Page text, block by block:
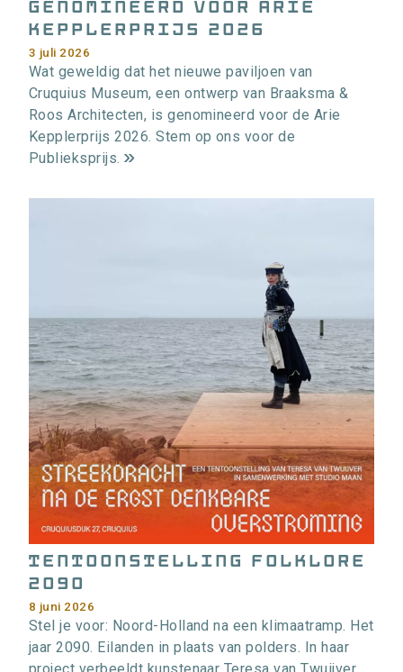
genomineerd voor Arie
Kepplerprijs 2026
3 juli 2026
Wat geweldig dat het nieuwe paviljoen van
Cruquius Museum, een ontwerp van Braaksma &
Roos Architecten, is genomineerd voor de Arie
Kepplerprijs 2026. Stem op ons voor de
Publieksprijs.
e
o
r
m
a
t
i
e
>
Tentoonstelling Folklore
2090
8 juni 2026
Stel je voor: Noord-Holland na een klimaatramp. Het
jaar 2090. Eilanden in plaats van polders. In haar
project verbeeldt kunstenaar Teresa van Twuijver